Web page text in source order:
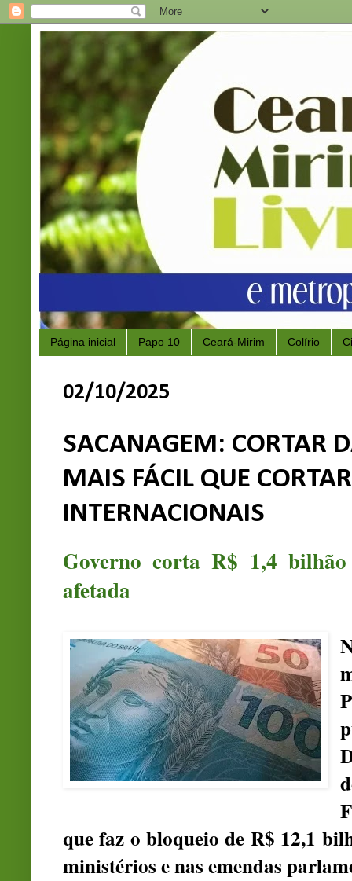
Página inicial Papo 10 Ceará-Mirim Colírio
02/10/2025
SACANAGEM: CORTAR
MAIS FÁCIL QUE
INTERNACIONAIS
Governo corta R$ 1,4
afetada
que faz o bloqueio de R$ 12,1
ministérios e nas emendas